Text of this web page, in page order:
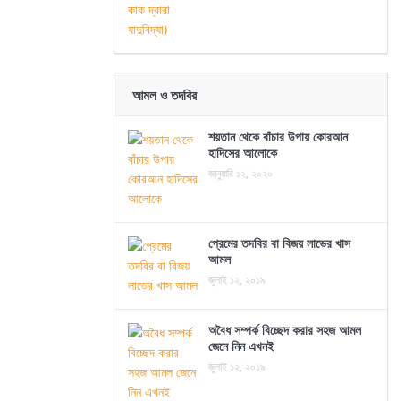
আমল ও তদবির
শয়তান থেকে বাঁচার উপায় কোরআন
হাদিসের আলোকে
জানুয়ারি ১২, ২০২০
প্রেমের তদবির বা বিজয় লাভের খাস
আমল
জুলাই ১২, ২০১৯
অবৈধ সম্পর্ক বিচ্ছেদ করার সহজ আমল
জেনে নিন এখনই
জুলাই ১২, ২০১৯